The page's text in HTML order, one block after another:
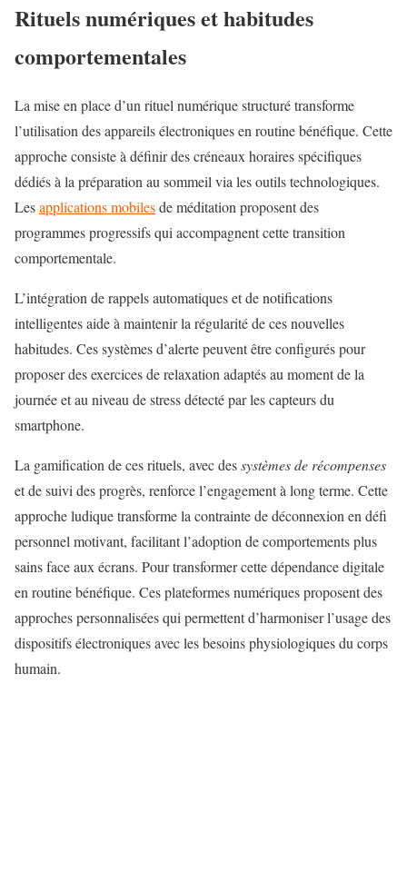
Rituels numériques et habitudes
comportementales
La mise en place d’un rituel numérique structuré transforme
l’utilisation des appareils électroniques en routine bénéfique. Cette
approche consiste à définir des créneaux horaires spécifiques
dédiés à la préparation au sommeil via les outils technologiques.
Lesapplications mobilesde méditation proposent des
programmes progressifs qui accompagnent cette transition
comportementale.
L’intégration de rappels automatiques et de notifications
intelligentes aide à maintenir la régularité de ces nouvelles
habitudes. Ces systèmes d’alerte peuvent être configurés pour
proposer des exercices de relaxation adaptés au moment de la
journée et au niveau de stress détecté par les capteurs du
smartphone.
La gamification de ces rituels, avec dessystèmes de récompenses
et de suivi des progrès, renforce l’engagement à long terme. Cette
approche ludique transforme la contrainte de déconnexion en défi
personnel motivant, facilitant l’adoption de comportements plus
sains face aux écrans. Pour transformer cette dépendance digitale
en routine bénéfique. Ces plateformes numériques proposent des
approches personnalisées qui permettent d’harmoniser l’usage des
dispositifs électroniques avec les besoins physiologiques du corps
humain.